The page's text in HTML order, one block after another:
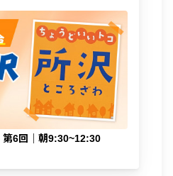
第6回｜朝9:30~12:30